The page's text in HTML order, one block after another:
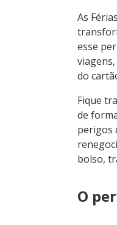
As
esse
do
Fique
de
perigos
bolso,
O